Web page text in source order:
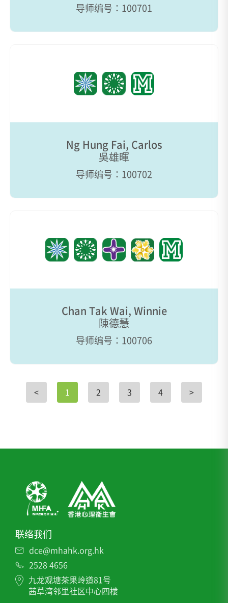
导师编号：100701
Ng Hung Fai, Carlos
吳雄暉
导师编号：100702
Chan Tak Wai, Winnie
陳德慧
导师编号：100706
< 1 2 3 4 >
联络我们
dce@mhahk.org.hk
2528 4656
九龙观塘茶果岭道81号
茜草湾邻里社区中心四楼